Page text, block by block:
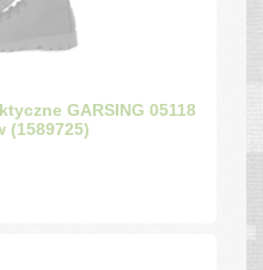
GARSING 05118
(1589725)